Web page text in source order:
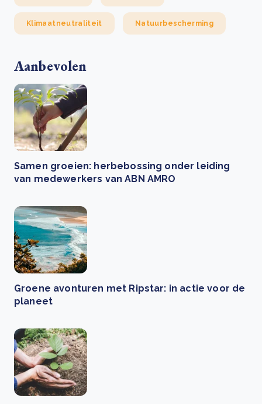
Klimaatneutraliteit Natuurbescherming
Aanbevolen
Samen groeien: herbebossing onder leiding
van medewerkers van ABN AMRO
Groene avonturen met Ripstar: in actie voor de
planeet